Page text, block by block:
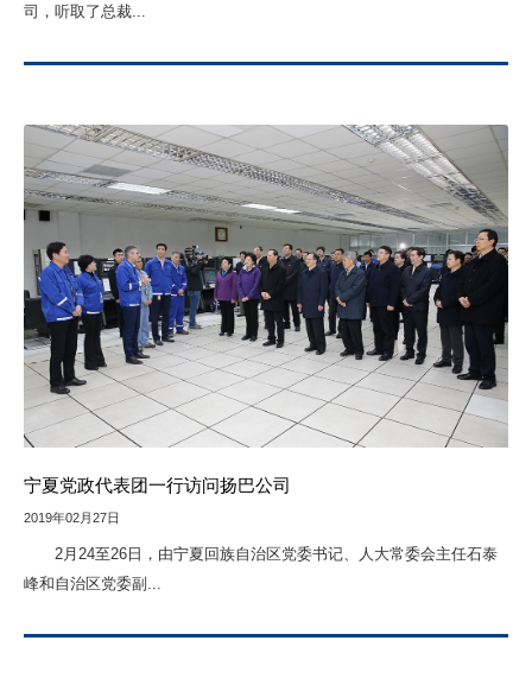
司，听取了总裁...
宁夏党政代表团一行访问扬巴公司
2019年02月27日
2月24至26日，由宁夏回族自治区党委书记、人大常委会主任石泰
峰和自治区党委副...